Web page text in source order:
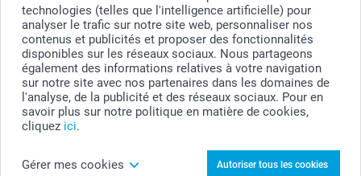
technologies (telles que l'intelligence artificielle) pour
analyser le trafic sur notre site web, personnaliser nos
contenus et publicités et proposer des fonctionnalités
disponibles sur les réseaux sociaux. Nous partageons
également des informations relatives à votre navigation
sur notre site avec nos partenaires dans les domaines de
l'analyse, de la publicité et des réseaux sociaux. Pour en
savoir plus sur notre politique en matière de cookies,
cliquez ici.
Gérer mes cookies Autoriser tous les cookies
© smartphoto group. Tous droits réservés
Tous les prix sont en francs suisses (CHF), TVA incluse et hors frais de port.